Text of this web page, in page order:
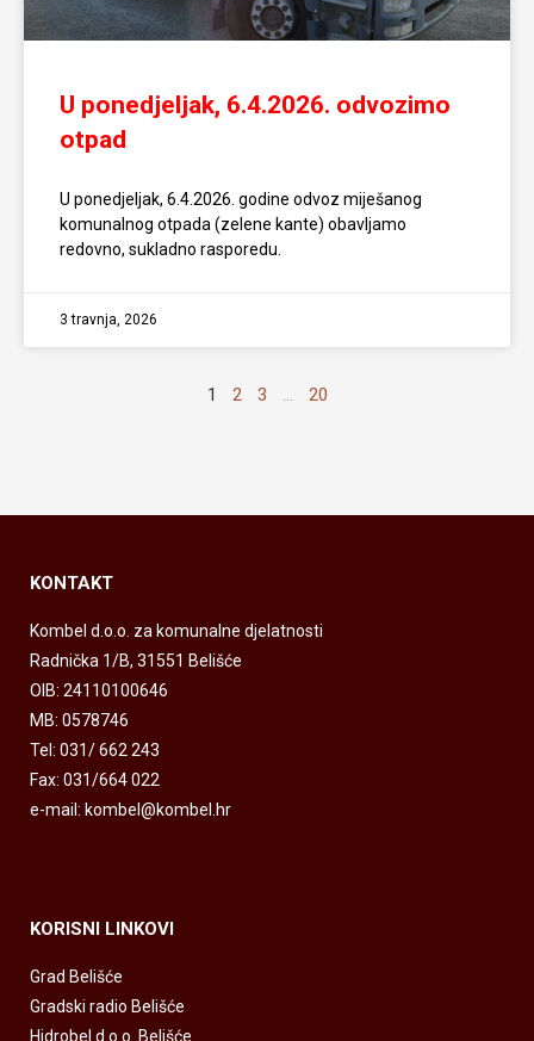
U ponedjeljak, 6.4.2026. odvozimo
otpad
U ponedjeljak, 6.4.2026. godine odvoz miješanog
komunalnog otpada (zelene kante) obavljamo
redovno, sukladno rasporedu.
3 travnja, 2026
1 2 3 … 20
KONTAKT
Kombel d.o.o. za komunalne djelatnosti
Radnička 1/B, 31551 Belišće
OIB: 24110100646
MB: 0578746
Tel: 031/ 662 243
Fax: 031/664 022
e-mail: kombel@kombel.hr
KORISNI LINKOVI
Grad Belišće
Gradski radio Belišće
Hidrobel d.o.o. Belišće